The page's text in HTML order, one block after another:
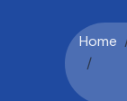
Home